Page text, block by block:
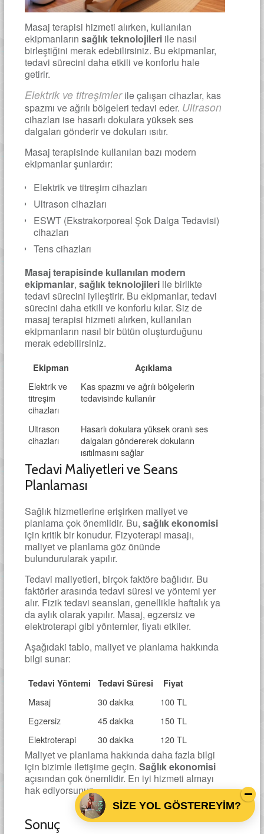
Masaj terapisi hizmeti alırken, kullanılan
ekipmanların sağlık teknolojileriile nasıl
birleştiğini merak edebilirsiniz. Bu ekipmanlar,
tedavi sürecini daha etkili ve konforlu hale
getirir.
Elektrik ve titreşimlerile çalışan cihazlar, kas
spazmı ve ağrılı bölgeleri tedavi eder. Ultrason
cihazları ise hasarlı dokulara yüksek ses
dalgaları gönderir ve dokuları ısıtır.
Masaj terapisinde kullanılan bazı modern
ekipmanlar şunlardır:
Elektrik ve titreşim cihazları
Ultrason cihazları
ESWT (Ekstrakorporeal Şok Dalga Tedavisi)
cihazları
Tens cihazları
Masaj terapisinde kullanılan modern
ekipmanlar, sağlık teknolojileriile birlikte
tedavi sürecini iyileştirir. Bu ekipmanlar, tedavi
sürecini daha etkili ve konforlu kılar. Siz de
masaj terapisi hizmeti alırken, kullanılan
ekipmanların nasıl bir bütün oluşturduğunu
merak edebilirsiniz.
Ekipman Açıklama
Elektrik ve
titreşim
cihazları
Kas spazmı ve ağrılı bölgelerin
tedavisinde kullanılır
Ultrason
cihazları
Hasarlı dokulara yüksek oranlı ses
dalgaları göndererek dokuların
ısıtılmasını sağlar
Tedavi Maliyetleri ve Seans
Planlaması
Sağlık hizmetlerine erişirken maliyet ve
planlama çok önemlidir. Bu, sağlık ekonomisi
için kritik bir konudur. Fizyoterapi masajı,
maliyet ve planlama göz önünde
bulundurularak yapılır.
Tedavi maliyetleri, birçok faktöre bağlıdır. Bu
faktörler arasında tedavi süresi ve yöntemi yer
alır. Fizik tedavi seansları, genellikle haftalık ya
da aylık olarak yapılır. Masaj, egzersiz ve
elektroterapi gibi yöntemler, fiyatı etkiler.
Aşağıdaki tablo, maliyet ve planlama hakkında
bilgi sunar:
Tedavi Yöntemi Tedavi Süresi Fiyat
Masaj 30 dakika
100 TL
Egzersiz
45 dakika
150 TL
Elektroterapi
30 dakika 120 TL
Maliyet ve planlama hakkında daha fazla bilgi
için bizimle iletişime geçin. Sağlık ekonomisi
açısından çok önemlidir. En iyi hizmeti almayı
hak ediyorsunuz.
Sonuç
SİZE YOL GÖSTEREYİM?